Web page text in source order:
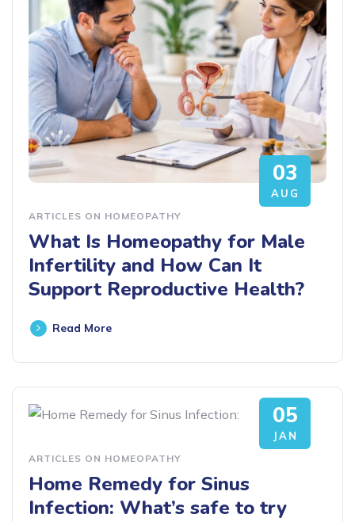
03
AUG
ARTICLES ON HOMEOPATHY
What Is Homeopathy for Male
Infertility and How Can It
Support Reproductive Health?
Read More
05
JAN
ARTICLES ON HOMEOPATHY
Home Remedy for Sinus
Infection: What’s safe to try